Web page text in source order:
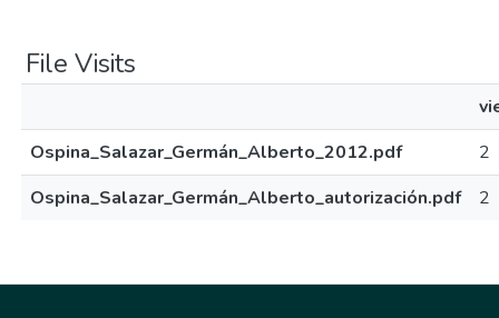
File Visits
Ospina_Salazar_Germán_Alberto_2012.pdf
2
Ospina_Salazar_Germán_Alberto_autorización.pdf
2